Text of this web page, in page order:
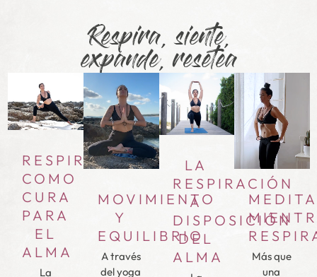
Respira, siente,
expande, resetea
RESPIRAR
COMO
CURA
PARA
EL
ALMA
La
MOVIMIENTO
Y
EQUILIBRIO
A través
del yoga
LA
RESPIRACIÓN
A
DISPOSICIÓN
DEL
ALMA
MEDITA
Más que
una